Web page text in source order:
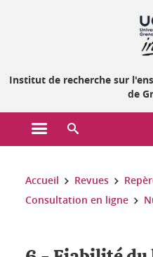
Institut de recherche sur
de
Ouvrir le menu principal
Vous êtes ici :
Accueil Revues
Consultation en ligne